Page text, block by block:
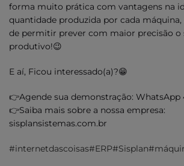
forma muito prática com vantagens na
quantidade produzida por cada máquina,
de permitir prever com maior precisão o
produtivo!😉
E aí, Ficou interessado(a)?😁
👉Agende sua demonstração: WhatsApp
👉Saiba mais sobre a nossa empresa:
sisplansistemas.com.br
#internetdascoisas#ERP#Sisplan